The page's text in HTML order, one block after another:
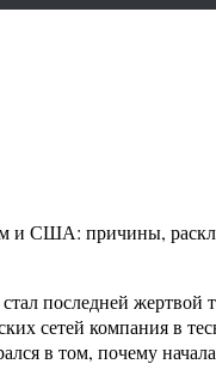
и США: причины,
последней
сетей компания в
в том, почему